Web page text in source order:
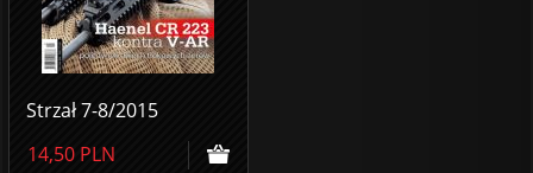
Strzał 7-8/2015
14,50 PLN